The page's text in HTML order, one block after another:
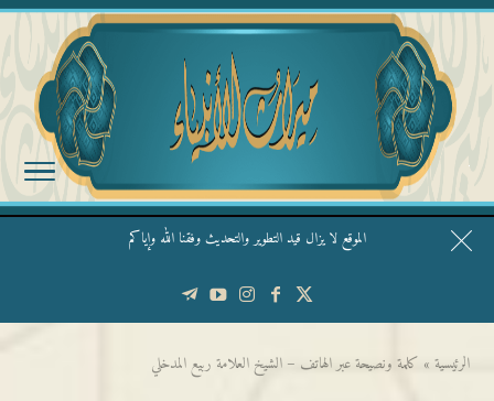
الموقع لا يزال قيد التطوير والتحديث وفقنا الله وإياكم
قال الشيخ ربيع وفقه الله: نحن ليس عندنا تقديس الأشخاص
الرئيسية » كلمة ونصيحة عبر الهاتف – الشيخ العلامة ربيع المدخلي